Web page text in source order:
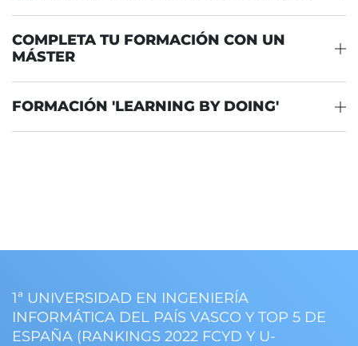
COMPLETA TU FORMACIÓN CON UN
MÁSTER
FORMACIÓN 'LEARNING BY DOING'
1ª UNIVERSIDAD EN INGENIERÍA
INFORMÁTICA DEL PAÍS VASCO Y TOP 5 DE
ESPAÑA (RANKINGS 2022 FCYD Y U-